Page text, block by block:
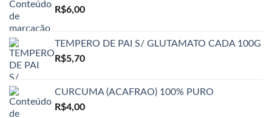
R$6,00
TEMPERO DE PAI S/ GLUTAMATO CADA 100G
R$5,70
CURCUMA (ACAFRAO) 100% PURO
R$4,00